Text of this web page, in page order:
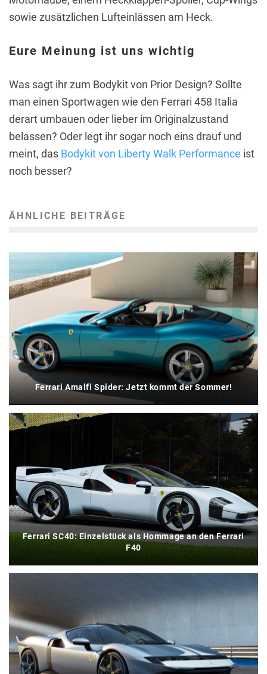
sowie zusätzlichen Lufteinlässen am Heck.
Eure Meinung ist uns wichtig
Was sagt ihr zum Bodykit von Prior Design? Sollte
man einen Sportwagen wie den Ferrari 458 Italia
derart umbauen oder lieber im Originalzustand
belassen? Oder legt ihr sogar noch eins drauf und
meint, das Bodykit von Liberty Walk Performance ist
noch besser?
ÄHNLICHE BEITRÄGE
Ferrari Amalfi Spider: Jetzt kommt der Sommer!
Ferrari SC40: Einzelstück als Hommage an den Ferrari
F40